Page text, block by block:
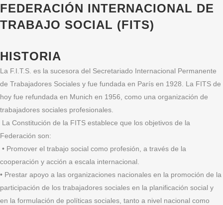
FEDERACIÓN INTERNACIONAL DE
TRABAJO SOCIAL (FITS)
HISTORIA
La F.I.T.S. es la sucesora del Secretariado Internacional Permanente
de Trabajadores Sociales y fue fundada en París en 1928. La FITS de
hoy fue refundada en Munich en 1956, como una organización de
trabajadores sociales profesionales.
La Constitución de la FITS establece que los objetivos de la
Federación son:
• Promover el trabajo social como profesión, a través de la
cooperación y acción a escala internacional.
• Prestar apoyo a las organizaciones nacionales en la promoción de la
participación de los trabajadores sociales en la planificación social y
en la formulación de políticas sociales, tanto a nivel nacional como